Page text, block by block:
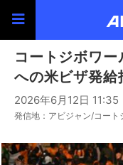
コートジボワ
への米ビザ発
2026年6月12日 11:35
発信地：アビジャン/コート